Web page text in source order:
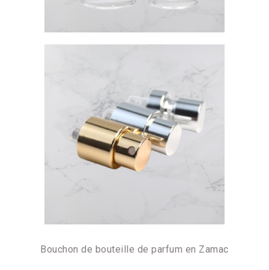
Bouchon de bouteille de parfum en Zamac